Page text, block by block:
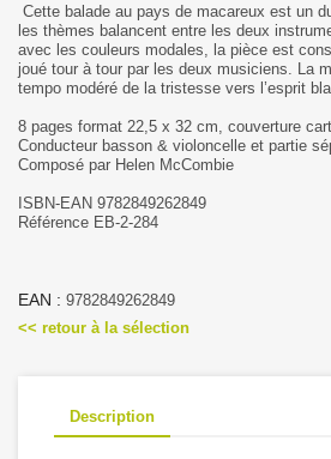
Cette balade au pays de macareux est un
les thèmes balancent entre les deux
avec les couleurs modales, la pièce est
joué tour à tour par les deux musiciens. La
tempo modéré de la tristesse vers l’esprit
8 pages format 22,5 x 32 cm, couverture
Conducteur basson & violoncelle et partie
Composé par Helen McCombie
ISBN-EAN 9782849262849
Référence EB-2-284
EAN : 9782849262849
<< retour à la sélection
Description